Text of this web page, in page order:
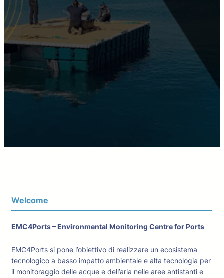
Welcome
EMC4Ports – Environmental Monitoring Centre for Ports
EMC4Ports si pone l’obiettivo di realizzare un ecosistema
tecnologico a basso impatto ambientale e alta tecnologia per
il monitoraggio delle acque e dell’aria nelle aree antistanti e